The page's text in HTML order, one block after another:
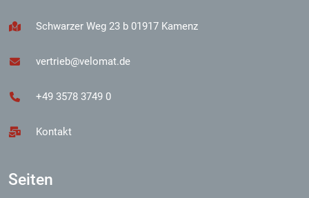
Schwarzer Weg 23 b 01917 Kamenz
vertrieb@velomat.de
+49 3578 3749 0
Kontakt
Seiten